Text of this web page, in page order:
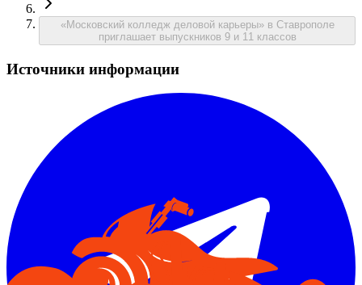
«Московский колледж деловой карьеры» в Ставрополе
приглашает выпускников 9 и 11 классов
Источники информации